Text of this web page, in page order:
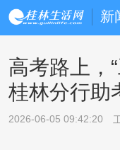
新
高考路上
桂林分行助
2026-06-05 09:42:20